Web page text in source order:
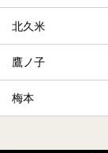
北久米
鷹ノ子
梅本